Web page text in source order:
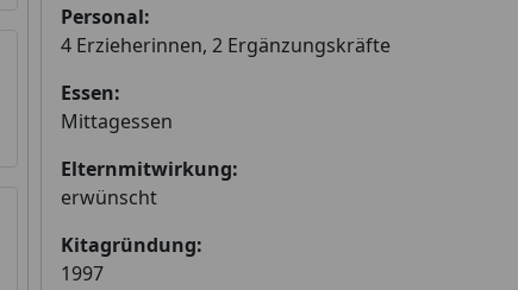
Personal:
4 Erzieherinnen, 2 Ergänzungskräfte
Essen:
Mittagessen
Elternmitwirkung:
erwünscht
Kitagründung:
1997